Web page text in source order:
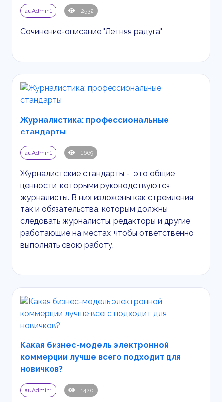
auAdmin1 2532
Сочинение-описание "Летняя радуга"
Журналистика: профессиональные
стандарты
auAdmin1 1669
Журналистские стандарты - это общие
ценности, которыми руководствуются
журналисты. В них изложены как стремления,
так и обязательства, которым должны
следовать журналисты, редакторы и другие
работающие на местах, чтобы ответственно
выполнять свою работу.
Какая бизнес-модель электронной
коммерции лучше всего подходит для
новичков?
auAdmin1 1420